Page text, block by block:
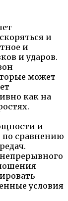
и
и
и ударов.
может
как на
и
сравнению
условия